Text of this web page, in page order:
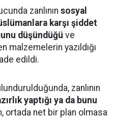
zanlının sosyal
karşı şiddet
düşündüğü ve
malzemelerin yazıldığı
edildi.
zanlının
yaptığı ya da bunu
ortada net bir plan olmasa